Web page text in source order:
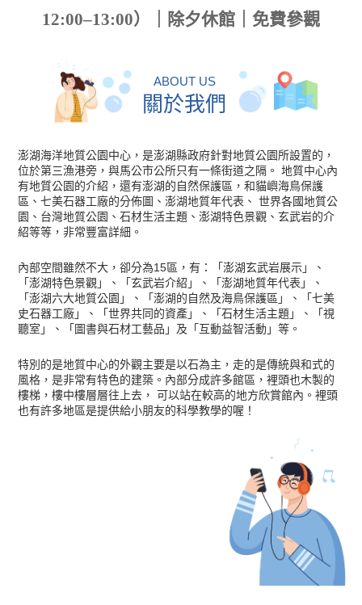
12:00–13:00）｜除夕休館｜免費參觀
ABOUT US
關於我們
澎湖海洋地質公園中心，是澎湖縣政府針對地質公園所設置的，
位於第三漁港旁，與馬公市公所只有一條街道之隔。 地質中心內
有地質公園的介紹，還有澎湖的自然保護區，和貓嶼海鳥保護
區、七美石器工廠的分佈圖、澎湖地質年代表、 世界各國地質公
園、台灣地質公園、石材生活主題、澎湖特色景觀、玄武岩的介
紹等等，非常豐富詳細。
內部空間雖然不大，卻分為15區，有：「澎湖玄武岩展示」、
「澎湖特色景觀」、「玄武岩介紹」、「澎湖地質年代表」、
「澎湖六大地質公園」、「澎湖的自然及海鳥保護區」、「七美
史石器工廠」、「世界共同的資產」、「石材生活主題」、「視
聽室」、「圖書與石材工藝品」及「互動益智活動」等。
特別的是地質中心的外觀主要是以石為主，走的是傳統與和式的
風格，是非常有特色的建築。內部分成許多館區，裡頭也木製的
樓梯，樓中樓層層往上去， 可以站在較高的地方欣賞館內。裡頭
也有許多地區是提供給小朋友的科學教學的喔！